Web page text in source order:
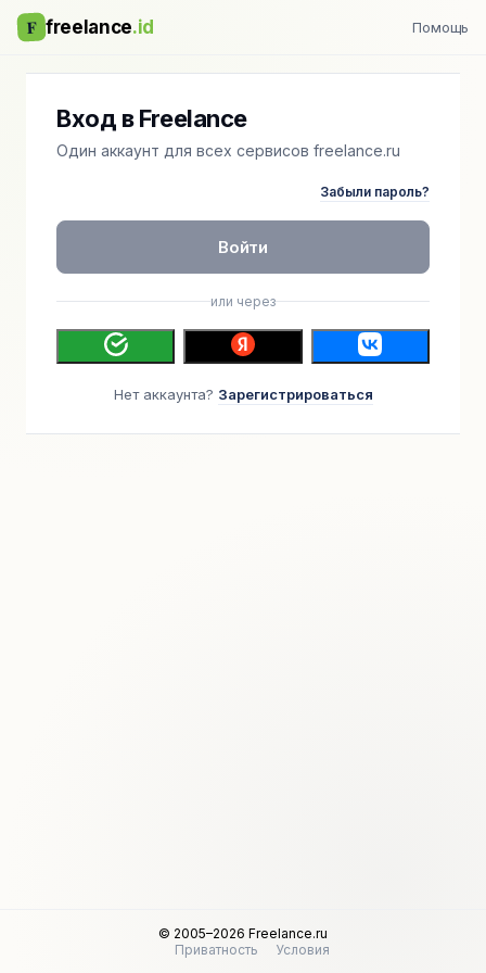
F freelance.id Помощь
Вход в Freelance
Один аккаунт для всех сервисов freelance.ru
Забыли пароль?
Войти
или через
Нет аккаунта? Зарегистрироваться
© 2005–2026 Freelance.ru
Приватность
Условия